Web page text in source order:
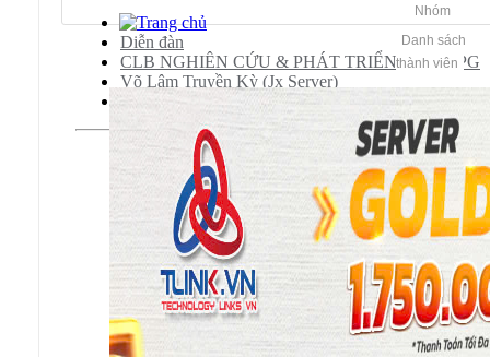
Nhóm
Danh sách
thành viên
Diễn đàn
CLB NGHIÊN CỨU & PHÁT TRIỂN MMORPG
Võ Lâm Truyền Kỳ (Jx Server)
[JX]
Show Ít Version Autoupdate